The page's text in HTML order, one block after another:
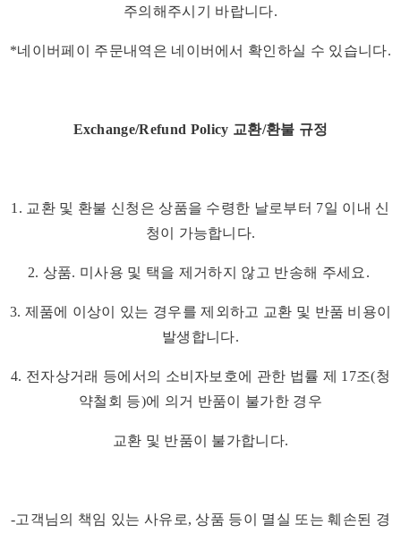
주의해주시기 바랍니다.
*네이버페이 주문내역은 네이버에서 확인하실 수 있습니다.
Exchange/Refund Policy 교환/환불 규정
1. 교환 및 환불 신청은 상품을 수령한 날로부터 7일 이내 신
청이 가능합니다.
2. 상품. 미사용 및 택을 제거하지 않고 반송해 주세요.
3. 제품에 이상이 있는 경우를 제외하고 교환 및 반품 비용이
발생합니다.
4. 전자상거래 등에서의 소비자보호에 관한 법률 제 17조(청
약철회 등)에 의거 반품이 불가한 경우
교환 및 반품이 불가합니다.
-고객님의 책임 있는 사유로, 상품 등이 멸실 또는 훼손된 경